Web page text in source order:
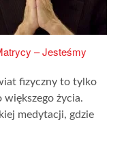
– Jesteśmy
fizyczny to tylko
większego życia.
medytacji, gdzie